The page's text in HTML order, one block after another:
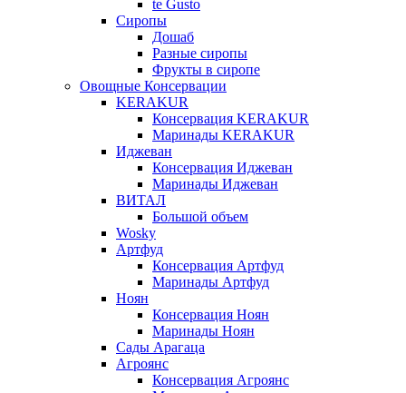
te Gusto
Сиропы
Дошаб
Разные сиропы
Фрукты в сиропе
Овощные Консервации
KERAKUR
Консервация KERAKUR
Маринады KERAKUR
Иджеван
Консервация Иджеван
Маринады Иджеван
ВИТАЛ
Большой объем
Wosky
Артфуд
Консервация Артфуд
Маринады Артфуд
Ноян
Консервация Ноян
Маринады Ноян
Сады Арагаца
Агроянс
Консервация Агроянс